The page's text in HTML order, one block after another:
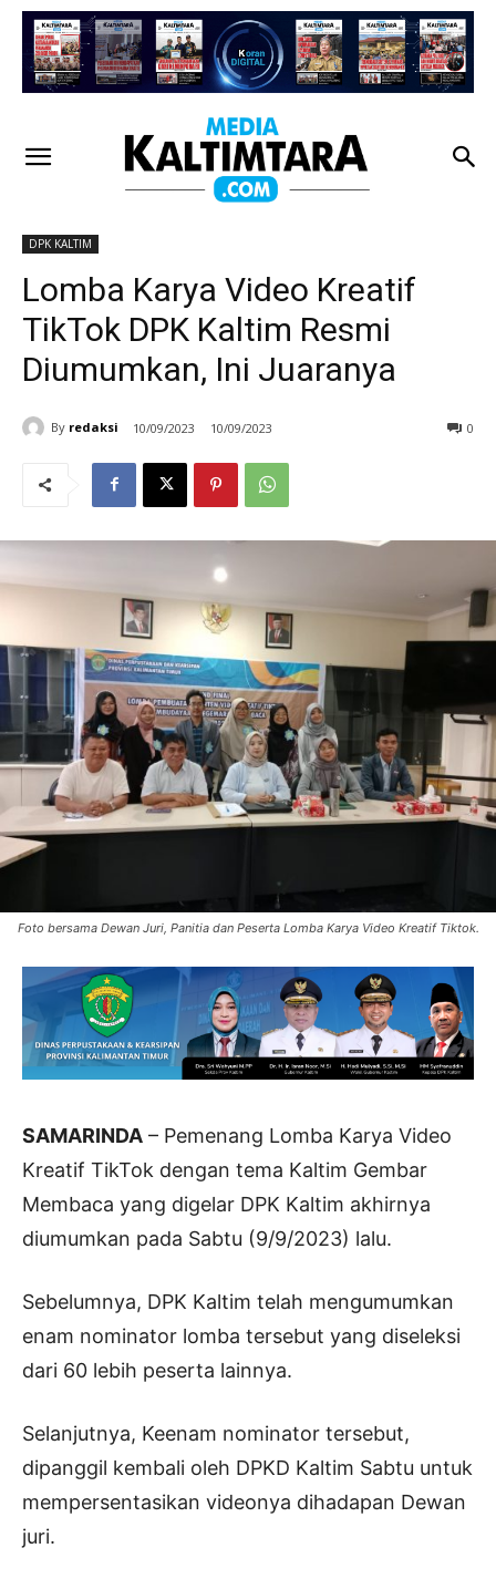
DPK KALTIM
Lomba Karya Video Kreatif
TikTok DPK Kaltim Resmi
Diumumkan, Ini Juaranya
By redaksi 10/09/2023 10/09/2023 0
Foto bersama Dewan Juri, Panitia dan Peserta Lomba Karya Video Kreatif Tiktok.
SAMARINDA – Pemenang Lomba Karya Video
Kreatif TikTok dengan tema Kaltim Gembar
Membaca yang digelar DPK Kaltim akhirnya
diumumkan pada Sabtu (9/9/2023) lalu.
Sebelumnya, DPK Kaltim telah mengumumkan
enam nominator lomba tersebut yang diseleksi
dari 60 lebih peserta lainnya.
Selanjutnya, Keenam nominator tersebut,
dipanggil kembali oleh DPKD Kaltim Sabtu untuk
mempersentasikan videonya dihadapan Dewan
juri.